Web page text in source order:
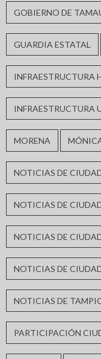
GOBIERNO DE
GUARDIA ESTATAL
INFRAESTRUCTURA
INFRAESTRUCTURA
MORENA
NOTICIAS DE
NOTICIAS DE
NOTICIAS DE
NOTICIAS DE
NOTICIAS DE
PARTICIPACIÓN